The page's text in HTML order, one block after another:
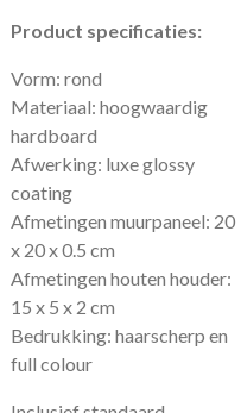
Product specificaties:
Vorm: rond
Materiaal: hoogwaardig
hardboard
Afwerking: luxe glossy
coating
Afmetingen muurpaneel: 20
x 20 x 0.5 cm
Afmetingen houten houder:
15 x 5 x 2 cm
Bedrukking: haarscherp en
full colour